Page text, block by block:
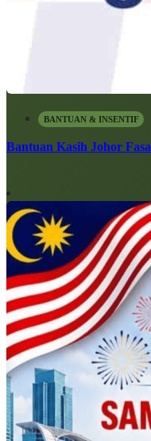
BANTUAN & INSENTIF
Bantuan Kasih Johor